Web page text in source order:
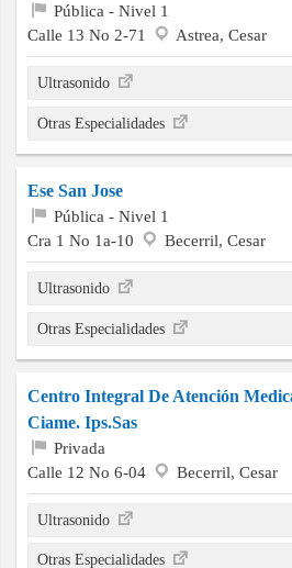
Pública - Nivel 1
Calle 13 No 2-71
Astrea, Cesar
Ultrasonido
Otras Especialidades
Ese San Jose
Pública - Nivel 1
Cra 1 No 1a-10
Becerril, Cesar
Ultrasonido
Otras Especialidades
Centro Integral De Atención
Ciame. Ips.Sas
Privada
Calle 12 No 6-04
Becerril, Cesar
Ultrasonido
Otras Especialidades